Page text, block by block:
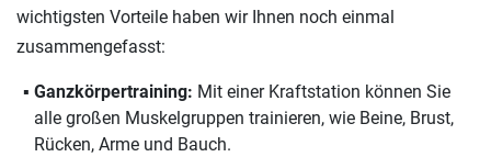
wichtigsten Vorteile haben wir Ihnen noch einmal
zusammengefasst:
Ganzkörpertraining: Mit einer Kraftstation können Sie
alle großen Muskelgruppen trainieren, wie Beine, Brust,
Rücken, Arme und Bauch.